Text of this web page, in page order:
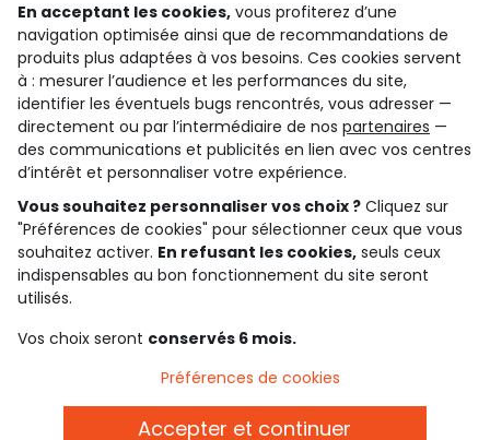
qui sommes-nous ?
besoin d'aide ?
le club fidélité
notre catalogue
Conditions générales de ventes et d'utilisation
Conditions d’utilisation des réseaux sociaux
Politique de confidentialité
Cookies et données personnelles
Paramètres des cookies
En acceptant les cookies, vous profiterez d’une
navigation optimisée ainsi que de recommandations de
produits plus adaptées à vos besoins. Ces cookies servent
à : mesurer l’audience et les performances du site,
identifier les éventuels bugs rencontrés, vous adresser —
directement ou par l’intermédiaire de nos partenaires —
des communications et publicités en lien avec vos centres
d’intérêt et personnaliser votre expérience.
Vous souhaitez personnaliser vos choix ? Cliquez sur
"Préférences de cookies" pour sélectionner ceux que vous
souhaitez activer. En refusant les cookies, seuls ceux
indispensables au bon fonctionnement du site seront
utilisés.
Vos choix seront conservés 6 mois.
Préférences de cookies
Accepter et continuer